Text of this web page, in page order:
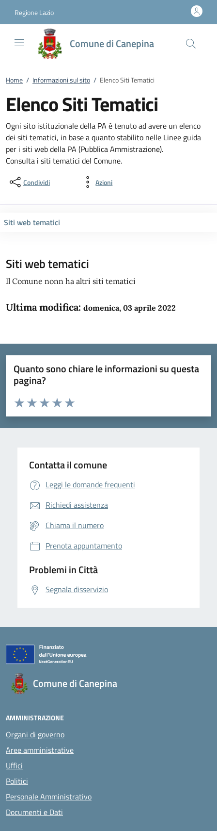
Regione Lazio
Comune di Canepina
Home / Informazioni sul sito / Elenco Siti Tematici
Elenco Siti Tematici
Ogni sito istituzionale della PA è tenuto ad avere un elenco
dei siti tematici, in base a quanto stabilito nelle Linee guida
per i siti web della PA (Pubblica Ammistrazione).
Consulta i siti tematici del Comune.
Condividi Azioni
Siti web tematici
Siti web tematici
Il Comune nonn ha altri siti tematici
Ultima modifica: domenica, 03 aprile 2022
Quanto sono chiare le informazioni su questa
pagina?
Domanda
Valuta da 1 a 5 stelle la pagina
Valuta 5 stelle su 5
Valuta 4 stelle su 5
Valuta 3 stelle su 5
Valuta 2 stelle su 5
Valuta 1 stelle su 5
Contatta il comune
Leggi le domande frequenti
Richiedi assistenza
Chiama il numero
Prenota appuntamento
Problemi in Città
Segnala disservizio
Comune di Canepina
AMMINISTRAZIONE
Organi di governo
Aree amministrative
Uffici
Politici
Personale Amministrativo
Documenti e Dati